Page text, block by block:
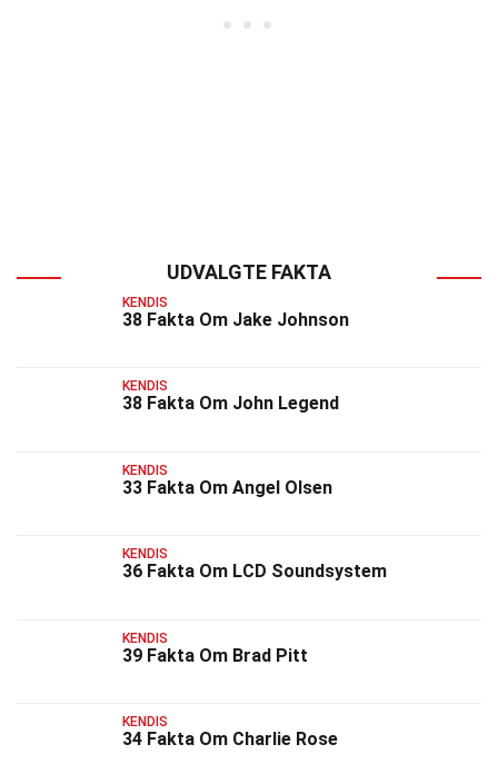
UDVALGTE FAKTA
KENDIS
38 Fakta Om Jake Johnson
KENDIS
38 Fakta Om John Legend
KENDIS
33 Fakta Om Angel Olsen
KENDIS
36 Fakta Om LCD Soundsystem
KENDIS
39 Fakta Om Brad Pitt
KENDIS
34 Fakta Om Charlie Rose